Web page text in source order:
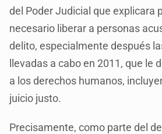
del Poder Judicial que explicara
necesario liberar a personas
delito, especialmente después
llevadas a cabo en 2011, que le
a los derechos humanos,
juicio justo.
Precisamente, como parte del